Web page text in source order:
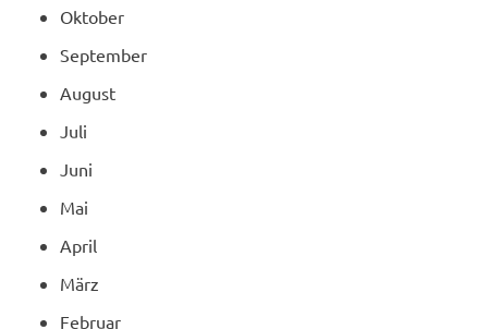
Oktober
September
August
Juli
Juni
Mai
April
März
Februar